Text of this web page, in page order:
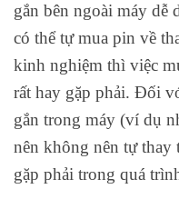
gắn bên ngoài máy dễ
có thể tự mua pin về
kinh nghiệm thì việc
rất hay gặp phải. Đối
gắn trong máy (ví dụ
nên không nên tự thay
gặp phải trong quá